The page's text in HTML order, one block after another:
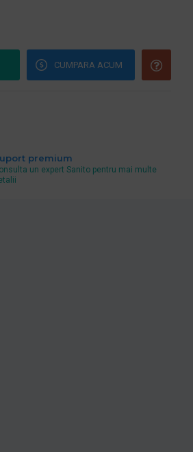
CUMPARA ACUM
premium
un expert Sanito pentru mai multe